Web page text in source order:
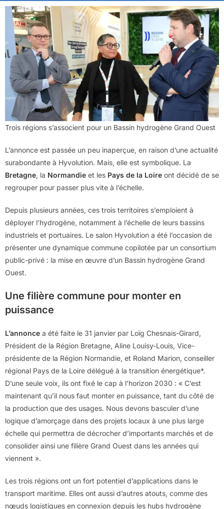
Trois régions s’associent pour un Bassin hydrogène Grand Ouest
L’annonce est passée un peu inaperçue, en raison d’une actualité
surabondante à Hyvolution. Mais, elle est symbolique. La
Bretagne, la Normandie et les Pays de la Loire ont décidé de se
regrouper pour passer plus vite à l’échelle.
Depuis plusieurs années, ces trois territoires s’emploient à
déployer l’hydrogène, notamment à l’échelle de leurs bassins
industriels et portuaires. Le salon Hyvolution a été l’occasion de
présenter une dynamique commune copilotée par un consortium
public-privé : la mise en œuvre d’un Bassin hydrogène Grand
Ouest.
Une filière commune pour monter en
puissance
L’annonce a été faite le 31 janvier par Loïg Chesnais-Girard,
Président de la Région Bretagne, Aline Louisy-Louis, Vice-
présidente de la Région Normandie, et Roland Marion, conseiller
régional Pays de la Loire délégué à la transition énergétique*.
D’une seule voix, ils ont fixé le cap à l’horizon 2030 : « C’est
maintenant qu’il nous faut monter en puissance, tant du côté de
la production que des usages. Nous devons basculer d’une
logique d’amorçage dans des projets locaux à une plus large
échelle qui permettra de décrocher d’importants marchés et de
consolider ainsi une filière Grand Ouest dans les années qui
viennent ».
Les trois régions ont un fort potentiel d’applications dans le
transport maritime. Elles ont aussi d’autres atouts, comme des
nœuds logistiques en connexion depuis les hubs hydrogène